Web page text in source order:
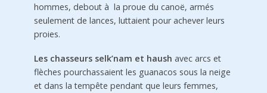
hommes, debout à la proue du canoë, armés
seulement de lances, luttaient pour achever leurs
proies.
Les chasseurs selk’nam et haush avec arcs et
flèches pourchassaient les guanacos sous la neige
et dans la tempête pendant que leurs femmes,